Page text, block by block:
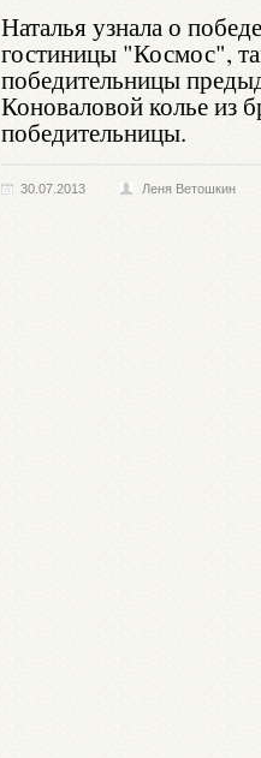
Наталья узнала о
гостиницы "Космос",
победительницы
Коноваловой колье из
победительницы.
30.07.2013 Леня Ветошкин